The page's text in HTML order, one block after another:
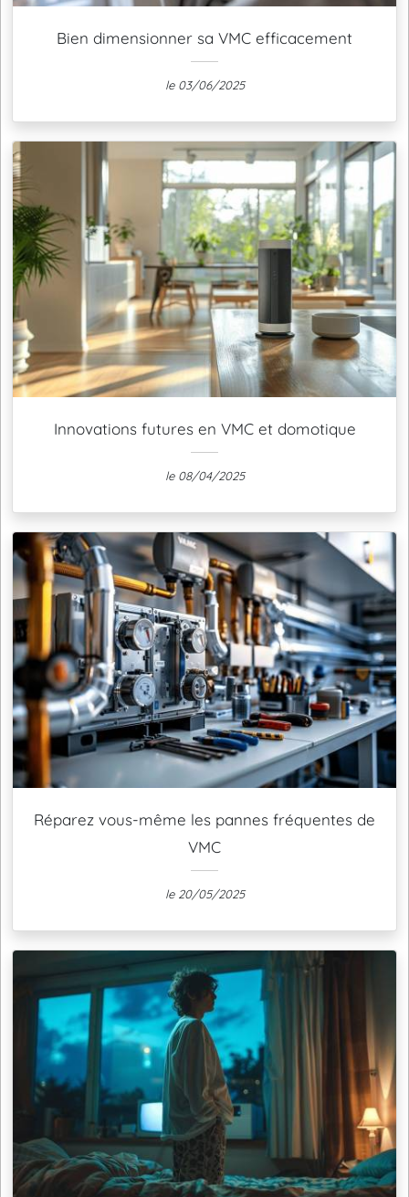
Bien dimensionner sa VMC efficacement
le 03/06/2025
Innovations futures en VMC et domotique
le 08/04/2025
Réparez vous-même les pannes fréquentes de
VMC
le 20/05/2025